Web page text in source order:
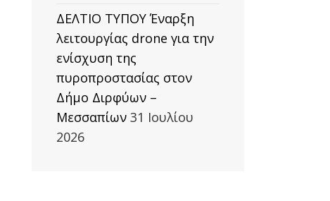
ΔΕΛΤΙΟ ΤΥΠΟΥ Έναρξη
λειτουργίας drone για την
ενίσχυση της
πυροπροστασίας στον
Δήμο Διρφύων –
Μεσσαπίων 31 Ιουλίου
2026